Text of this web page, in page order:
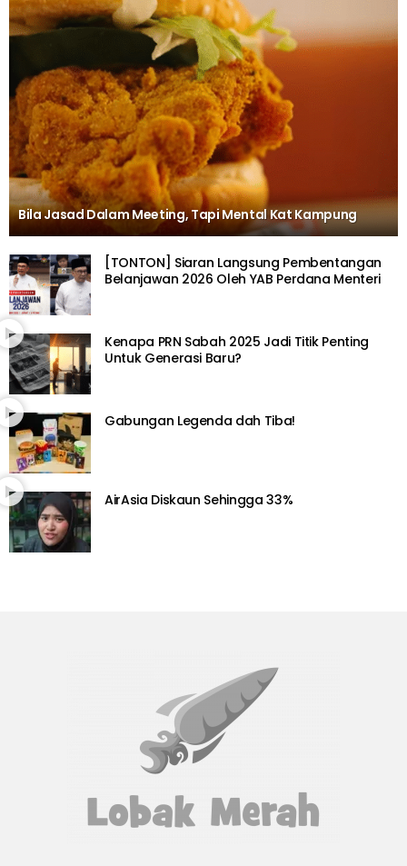
Bila Jasad Dalam Meeting, Tapi Mental Kat Kampung
[TONTON] Siaran Langsung Pembentangan
Belanjawan 2026 Oleh YAB Perdana Menteri
Kenapa PRN Sabah 2025 Jadi Titik Penting
Untuk Generasi Baru?
Gabungan Legenda dah Tiba!
AirAsia Diskaun Sehingga 33%